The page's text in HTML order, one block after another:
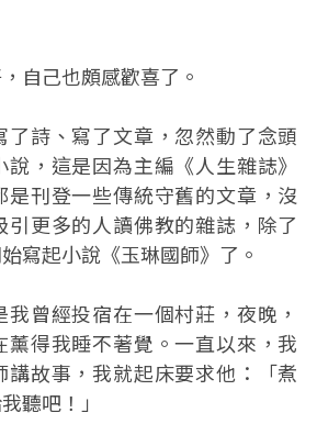
自己也頗感歡喜了。
了詩、寫了文章，忽然動了念頭
，這是因為主編《人生雜誌》
是刊登一些傳統守舊的文章，沒
引更多的人讀佛教的雜誌，除了
寫起小說《玉琳國師》了。
曾經投宿在一個村莊，夜晚，
薰得我睡不著覺。一直以來，我
講故事，我就起床要求他：「煮
聽吧！」